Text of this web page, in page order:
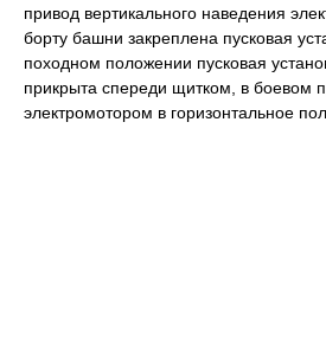
привод вертикального наведения
борту башни закреплена пусковая
походном положении пусковая
прикрыта спереди щитком, в боевом
электромотором в горизонтальное